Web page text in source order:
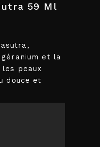
59 Ml
et la
peaux
douce et